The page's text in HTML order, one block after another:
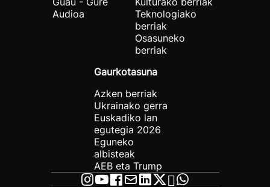
Audioa
Teknologiako
berriak
Osasuneko
berriak
Gaurkotasuna
Azken berriak
Ukrainako gerra
Euskadiko lan
egutegia 2026
Eguneko
albisteak
AEB eta Trump